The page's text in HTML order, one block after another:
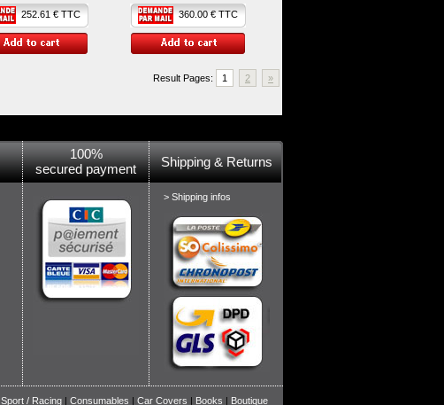
252.61 € TTC
360.00 € TTC
Result Pages: 1 2 »
100%
secured payment
Shipping & Returns
> Shipping infos
Sport / Racing| Consumables | Car Covers | Books | Boutique